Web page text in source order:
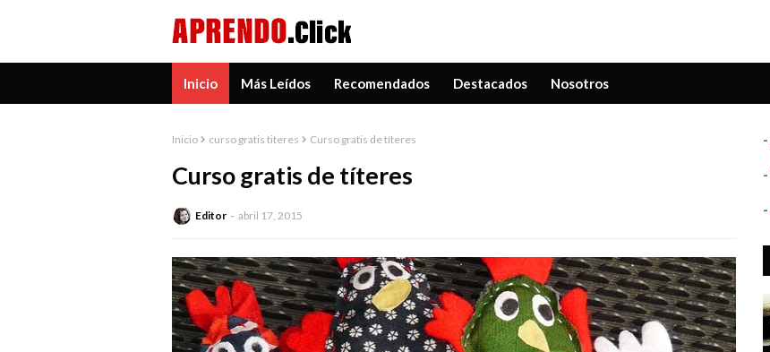
Inicio Más Leídos Recomendados Destacados Nosotros
Inicio curso gratis titeres Curso gratis de títeres
Curso gratis de títeres
Editor abril 17, 2015
-
-
-